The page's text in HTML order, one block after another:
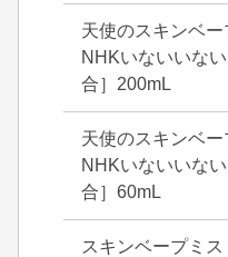
天使のスキンベ
NHKいないいな
合］200mL
天使のスキンベ
NHKいないいな
合］60mL
スキンベープミ